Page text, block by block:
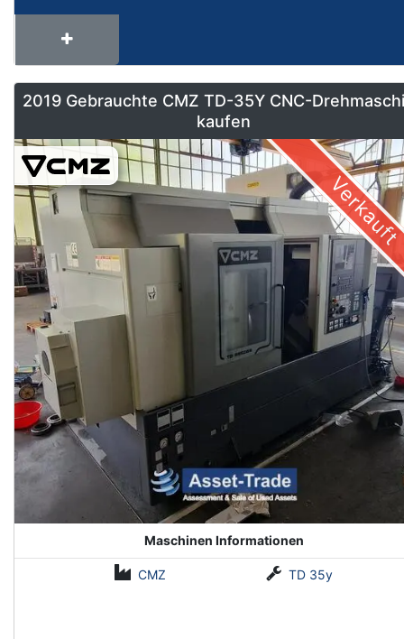
2019 Gebrauchte CMZ TD-35Y CNC-
kaufen
Verkauft
Maschinen Informationen
CMZ TD 35y